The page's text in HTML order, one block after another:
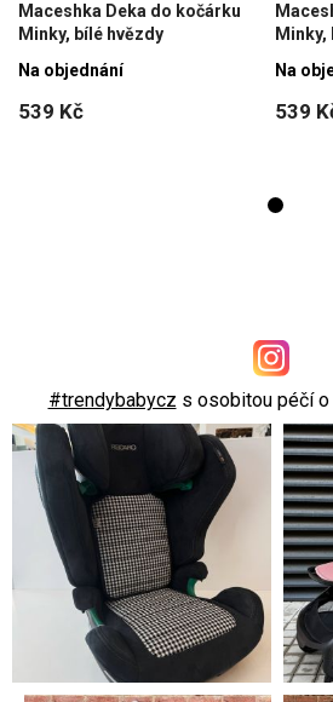
Maceshka Deka do kočárku
Minky, bílé hvězdy
539 Kč
Na objednání
Minky,
539
Na
#trendybabycz s osobitou péčí